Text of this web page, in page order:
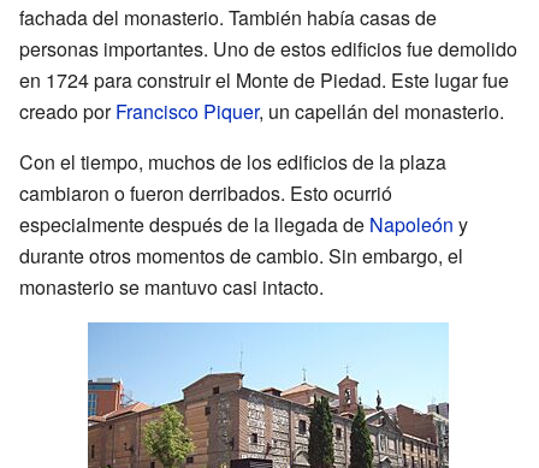
fachada del monasterio. También había casas de
personas importantes. Uno de estos edificios fue demolido
en 1724 para construir el Monte de Piedad. Este lugar fue
creado porFrancisco Piquer, un capellán del monasterio.
Con el tiempo, muchos de los edificios de la plaza
cambiaron o fueron derribados. Esto ocurrió
especialmente después de la llegada de Napoleón y
durante otros momentos de cambio. Sin embargo, el
monasterio se mantuvo casi intacto.